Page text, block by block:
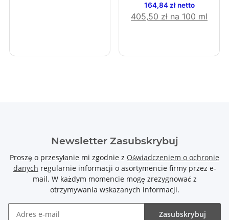
164,84 zł netto
405,50 zł na 100 ml
Newsletter Zasubskrybuj
Proszę o przesyłanie mi zgodnie z Oświadczeniem o ochronie
danych regularnie informacji o asortymencie firmy przez e-
mail. W każdym momencie mogę zrezygnować z
otrzymywania wskazanych informacji.
Zasubskrybuj